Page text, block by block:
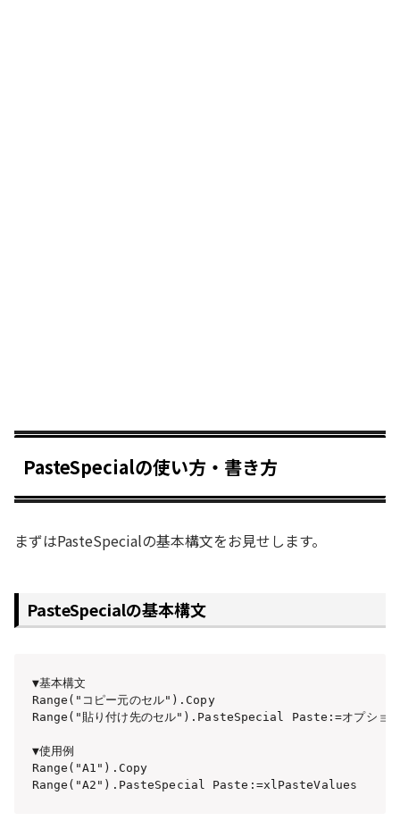
PasteSpecialの使い方・書き方
まずはPasteSpecialの基本構文をお見せします。
PasteSpecialの基本構文
▼基本構文
Range("コピー元のセル").Copy
Range("貼り付け先のセル").PasteSpecial Paste:=オプション
▼使用例
Range("A1").Copy
Range("A2").PasteSpecial Paste:=xlPasteValues